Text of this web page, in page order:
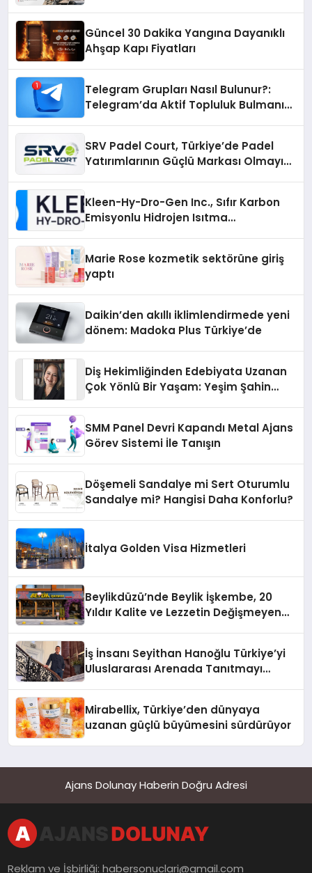
Güncel 30 Dakika Yangına Dayanıklı
Ahşap Kapı Fiyatları
Telegram Grupları Nasıl Bulunur?:
Telegram’da Aktif Topluluk Bulmanın
SRV Padel Court, Türkiye’de Padel
Yatırımlarının Güçlü Markası Olmayı
Kleen-Hy-Dro-Gen Inc., Sıfır Karbon
Emisyonlu Hidrojen Isıtma
Marie Rose kozmetik sektörüne giriş
yaptı
Daikin’den akıllı iklimlendirmede yeni
dönem: Madoka Plus Türkiye’de
Diş Hekimliğinden Edebiyata Uzanan
Çok Yönlü Bir Yaşam: Yeşim Şahin
SMM Panel Devri Kapandı Metal Ajans
Görev Sistemi İle Tanışın
Döşemeli Sandalye mi Sert Oturumlu
Sandalye mi? Hangisi Daha Konforlu?
İtalya Golden Visa Hizmetleri
Beylikdüzü’nde Beylik İşkembe, 20
Yıldır Kalite ve Lezzetin Değişmeyen
İş İnsanı Seyithan Hanoğlu Türkiye’yi
Uluslararası Arenada Tanıtmayı
Mirabellix, Türkiye’den dünyaya
uzanan güçlü büyümesini sürdürüyor
Ajans Dolunay Haberin Doğru Adresi
Reklam ve İşbirliği:habersonuclari@gmail.com